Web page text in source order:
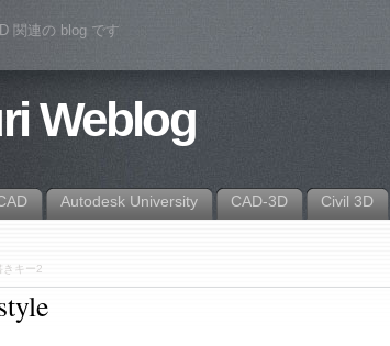
関連の blog です
Weblog
Autodesk University CAD-3D Civil 3D
きキー2